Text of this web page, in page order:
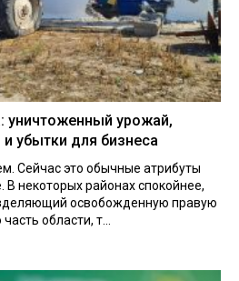
уничтоженный урожай,
убытки для бизнеса
Сейчас это обычные атрибуты
некоторых районах спокойнее,
освобожденную правую
области, т...